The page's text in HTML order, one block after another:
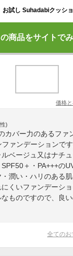
商品をサイトで
価格
)
カバー力のあるファ
ァンデーションで
ベージュ又はナチ
＋・PA+++の
潤い・ハリのある
くいファンデーシ
ものですので、良
全てのお